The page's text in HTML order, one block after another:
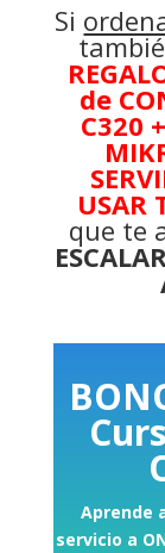
Si
de
C320
USAR
que te
Aprende
servicio a